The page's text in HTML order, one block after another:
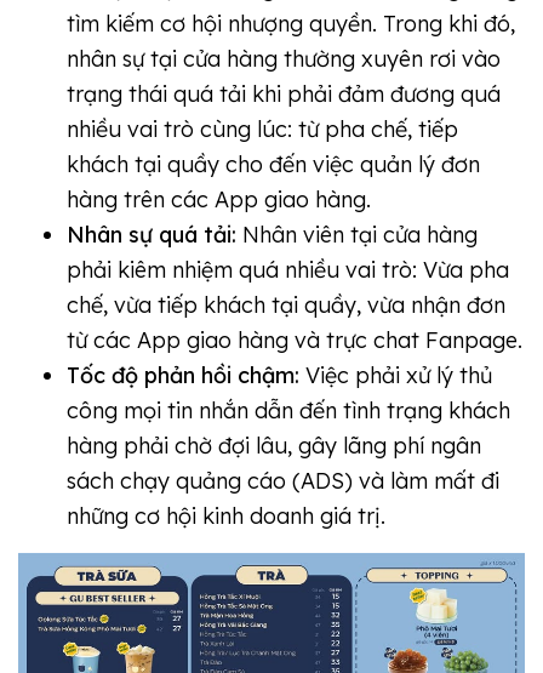
tìm kiếm cơ hội nhượng quyền. Trong khi đó,
nhân sự tại cửa hàng thường xuyên rơi vào
trạng thái quá tải khi phải đảm đương quá
nhiều vai trò cùng lúc: từ pha chế, tiếp
khách tại quầy cho đến việc quản lý đơn
hàng trên các App giao hàng.
Nhân sự quá tải: Nhân viên tại cửa hàng
phải kiêm nhiệm quá nhiều vai trò: Vừa pha
chế, vừa tiếp khách tại quầy, vừa nhận đơn
từ các App giao hàng và trực chat Fanpage.
Tốc độ phản hồi chậm: Việc phải xử lý thủ
công mọi tin nhắn dẫn đến tình trạng khách
hàng phải chờ đợi lâu, gây lãng phí ngân
sách chạy quảng cáo (ADS) và làm mất đi
những cơ hội kinh doanh giá trị.